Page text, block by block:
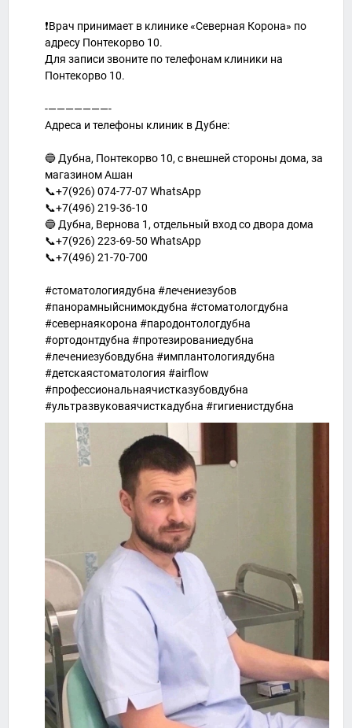
❗Врач принимает в клинике «Северная Корона» по
адресу Понтекорво 10.
Для записи звоните по телефонам клиники на
Понтекорво 10.
-———————-
Адреса и телефоны клиник в Дубне:
🔵 Дубна, Понтекорво 10, с внешней стороны дома, за
магазином Ашан
📞+7(926) 074-77-07 WhatsApp
📞+7(496) 219-36-10
🔵 Дубна, Вернова 1, отдельный вход со двора дома
📞+7(926) 223-69-50 WhatsApp
📞+7(496) 21-70-700
#стоматологиядубна #лечениезубов
#панорамныйснимокдубна #стоматологдубна
#севернаякорона #пародонтологдубна
#ортодонтдубна #протезированиедубна
#лечениезубовдубна #имплантологиядубна
#детскаястоматология #airflow
#профессиональнаячистказубовдубна
#ультразвуковаячисткадубна #гигиенистдубна